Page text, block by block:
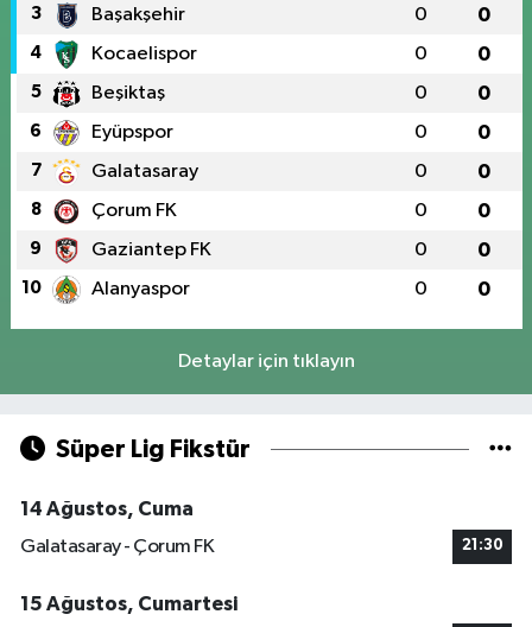
3 Başakşehir 0 0
4 Kocaelispor 0 0
5 Beşiktaş 0 0
6 Eyüpspor 0 0
7 Galatasaray 0 0
8 Çorum FK 0 0
9 Gaziantep FK 0 0
10 Alanyaspor 0 0
Detaylar için tıklayın
Süper Lig Fikstür
14 Ağustos, Cuma
Galatasaray - Çorum FK
21:30
15 Ağustos, Cumartesi